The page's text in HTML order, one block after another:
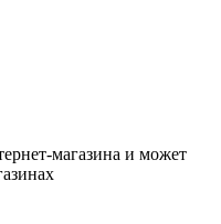
магазина и может